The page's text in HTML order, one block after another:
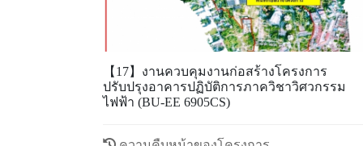
【17】งานควบคุมงานก่อสร้างโครงการ
ปรับปรุงอาคารปฏิบัติการภาควิชาวิศวกรรม
ไฟฟ้า (BU-EE 6905CS)